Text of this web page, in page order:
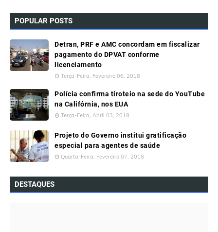
POPULAR POSTS
Detran, PRF e AMC concordam em fiscalizar
pagamento do DPVAT conforme
licenciamento
Terça-Feira, Fevereiro 06, 2018
Polícia confirma tiroteio na sede do YouTube
na Califórnia, nos EUA
Terça-Feira, Abril 03, 2018
Projeto do Governo institui gratificação
especial para agentes de saúde
Quarta-Feira, Fevereiro 07, 2018
DESTAQUES